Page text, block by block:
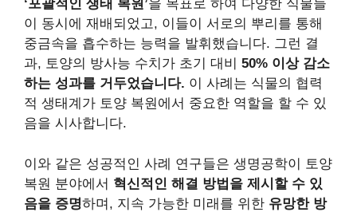
‘포괄적인 생태 복원’을 목표로 하여 다양한 식물들
이 동시에 재배되었고, 이들이 서로의 뿌리를 통해
중금속을 흡수하는 능력을 발휘했습니다. 그런 결
과, 토양의 방사능 수치가 초기 대비 50% 이상 감소
하는 성과를 거두었습니다. 이 사례는 식물의 협력
적 생태계가 토양 복원에서 중요한 역할을 할 수 있
음을 시사합니다.
이와 같은 성공적인 사례 연구들은 생명공학이 토양
복원 분야에서 혁신적인 해결 방법을 제시할 수 있
음을 증명하며, 지속 가능한 미래를 위한 유망한 방